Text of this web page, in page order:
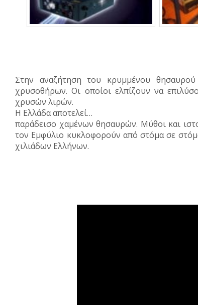
Στην αναζήτηση του κρυμμένου
χρυσοθήρων. Οι οποίοι ελπίζουν να
χρυσών λιρών.
Η Ελλάδα αποτελεί…
παράδεισο χαμένων θησαυρών. Μύθοι και
τον Εμφύλιο κυκλοφορούν από στόμα σε
χιλιάδων Ελλήνων.